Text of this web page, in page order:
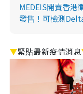
MEDEIS開賣香港
發售！可檢測
▼緊貼最新疫情消息